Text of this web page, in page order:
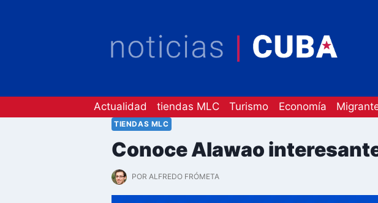
Actualidad tiendas MLC Turismo Economía
TIENDAS MLC
Conoce Alawao
POR ALFREDO FRÓMETA